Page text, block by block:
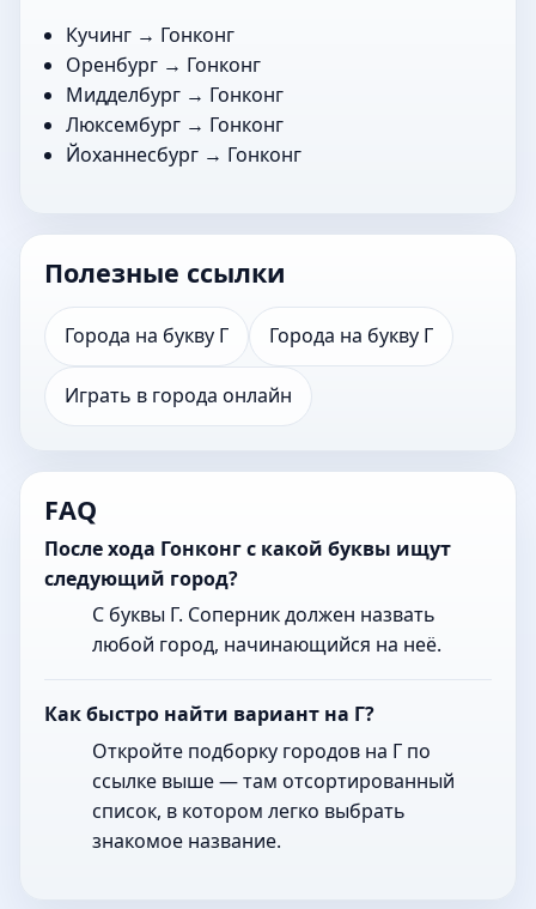
Кучинг → Гонконг
Оренбург → Гонконг
Мидделбург → Гонконг
Люксембург → Гонконг
Йоханнесбург → Гонконг
Полезные ссылки
Города на букву Г Города на букву Г
Играть в города онлайн
FAQ
После хода Гонконг с какой буквы ищут
следующий город?
С буквы Г. Соперник должен назвать
любой город, начинающийся на неё.
Как быстро найти вариант на Г?
Откройте подборку городов на Г по
ссылке выше — там отсортированный
список, в котором легко выбрать
знакомое название.